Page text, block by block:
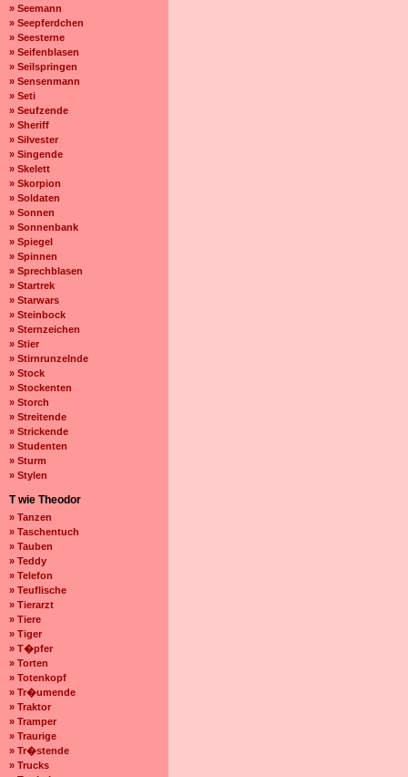
» Seemann
» Seepferdchen
» Seesterne
» Seifenblasen
» Seilspringen
» Sensenmann
» Seti
» Seufzende
» Sheriff
» Silvester
» Singende
» Skelett
» Skorpion
» Soldaten
» Sonnen
» Sonnenbank
» Spiegel
» Spinnen
» Sprechblasen
» Startrek
» Starwars
» Steinbock
» Sternzeichen
» Stier
» Stirnrunzelnde
» Stock
» Stockenten
» Storch
» Streitende
» Strickende
» Studenten
» Sturm
» Stylen
T wie Theodor
» Tanzen
» Taschentuch
» Tauben
» Teddy
» Telefon
» Teuflische
» Tierarzt
» Tiere
» Tiger
» T�pfer
» Torten
» Totenkopf
» Tr�umende
» Traktor
» Tramper
» Traurige
» Tr�stende
» Trucks